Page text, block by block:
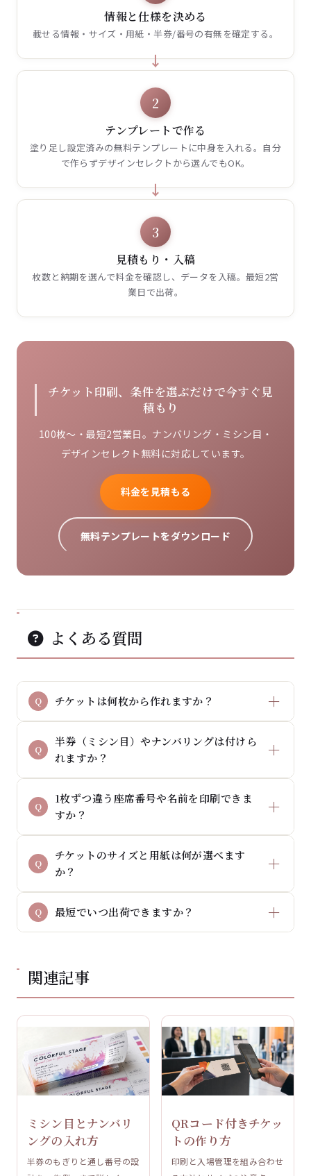
情報と仕様を決める
載せる情報・サイズ・用紙・半券/番号の有無を確定する。
2
テンプレートで作る
塗り足し設定済みの無料テンプレートに中身を入れる。自分
で作らずデザインセレクトから選んでもOK。
3
見積もり・入稿
枚数と納期を選んで料金を確認し、データを入稿。最短2営
業日で出荷。
チケット印刷、条件を選ぶだけで今すぐ見
積もり
100枚〜・最短2営業日。ナンバリング・ミシン目・
デザインセレクト無料に対応しています。
料金を見積もる
無料テンプレートをダウンロード
よくある質問
チケットは何枚から作れますか？
半券（ミシン目）やナンバリングは付けら
れますか？
1枚ずつ違う座席番号や名前を印刷できま
すか？
チケットのサイズと用紙は何が選べます
か？
最短でいつ出荷できますか？
関連記事
ミシン目とナンバリ
ングの入れ方
半券のもぎりと通し番号の設
QRコード付きチケッ
トの作り方
印刷と入場管理を組み合わせ